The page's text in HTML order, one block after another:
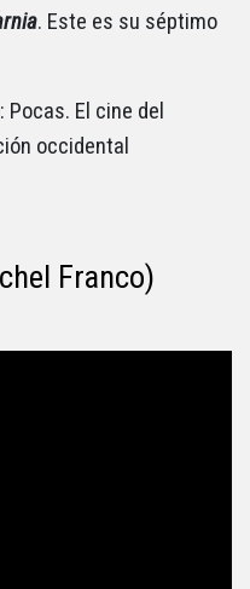
. Este es su séptimo
: Pocas. El cine del
occidental
Franco)